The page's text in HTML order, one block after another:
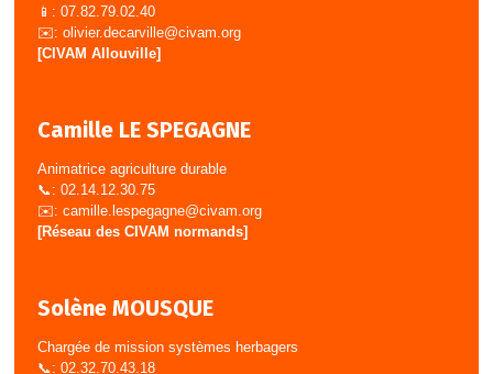
📱: 07.82.79.02.40
✉️: olivier.decarville@civam.org
[CIVAM Allouville]
Camille LE SPEGAGNE
Animatrice agriculture durable
📞: 02.14.12.30.75
✉️: camille.lespegagne@civam.org
[Réseau des CIVAM normands]
Solène MOUSQUE
Chargée de mission systèmes herbagers
📞: 02.32.70.43.18